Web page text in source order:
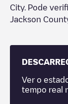
City. Pode
Jackson
Ver o
tempo real